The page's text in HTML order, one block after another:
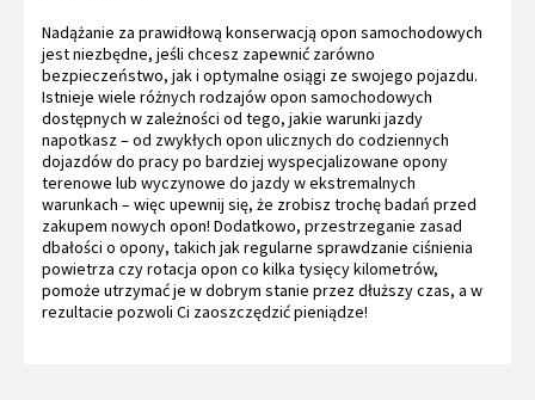
Nadążanie za prawidłową konserwacją opon samochodowych
jest niezbędne, jeśli chcesz zapewnić zarówno
bezpieczeństwo, jak i optymalne osiągi ze swojego pojazdu.
Istnieje wiele różnych rodzajów opon samochodowych
dostępnych w zależności od tego, jakie warunki jazdy
napotkasz – od zwykłych opon ulicznych do codziennych
dojazdów do pracy po bardziej wyspecjalizowane opony
terenowe lub wyczynowe do jazdy w ekstremalnych
warunkach – więc upewnij się, że zrobisz trochę badań przed
zakupem nowych opon! Dodatkowo, przestrzeganie zasad
dbałości o opony, takich jak regularne sprawdzanie ciśnienia
powietrza czy rotacja opon co kilka tysięcy kilometrów,
pomoże utrzymać je w dobrym stanie przez dłuższy czas, a w
rezultacie pozwoli Ci zaoszczędzić pieniądze!